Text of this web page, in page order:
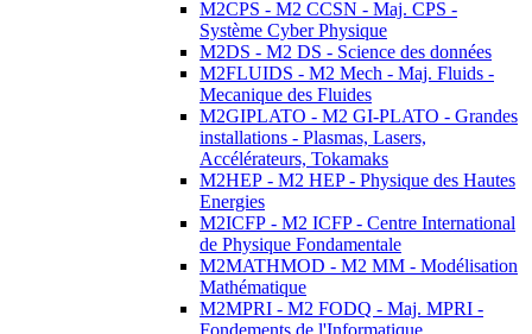
M2CPS - M2 CCSN - Maj. CPS -
Système Cyber Physique
M2DS - M2 DS - Science des données
M2FLUIDS - M2 Mech - Maj. Fluids -
Mecanique des Fluides
M2GIPLATO - M2 GI-PLATO - Grandes
installations - Plasmas, Lasers,
Accélérateurs, Tokamaks
M2HEP - M2 HEP - Physique des Hautes
Energies
M2ICFP - M2 ICFP - Centre International
de Physique Fondamentale
M2MATHMOD - M2 MM - Modélisation
Mathématique
M2MPRI - M2 FODQ - Maj. MPRI -
Fondements de l'Informatique